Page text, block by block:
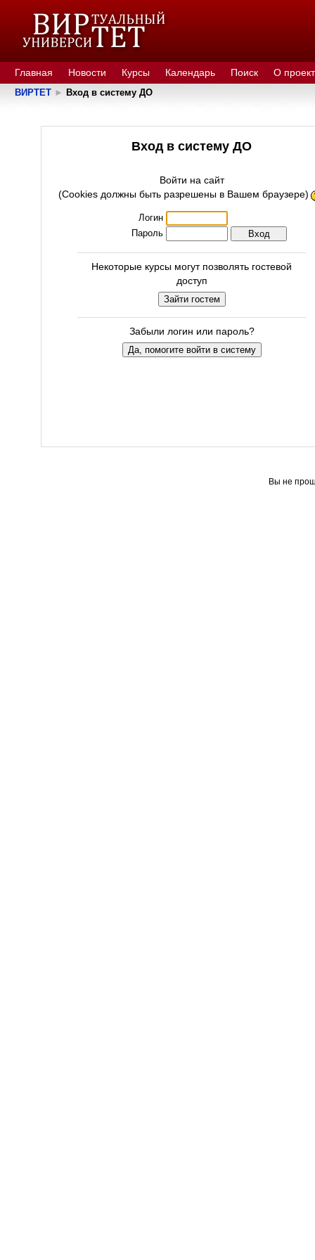
Главная Новости Курсы Календарь Поиск О
ВИРТЕТ ► Вход в систему ДО
Вход в систему ДО
Войти на сайт
(Cookies должны быть разрешены в Вашем браузере)
Логин
Пароль
Некоторые курсы могут позволять гостевой
доступ
Забыли логин или пароль?
Вы не